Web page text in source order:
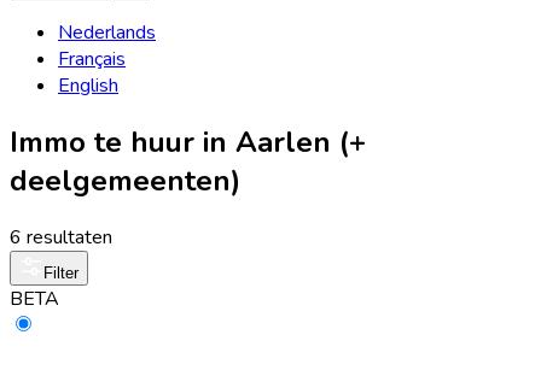
Nederlands
Français
English
Immo te huur in Aarlen (+
deelgemeenten)
6 resultaten
Filter
BETA